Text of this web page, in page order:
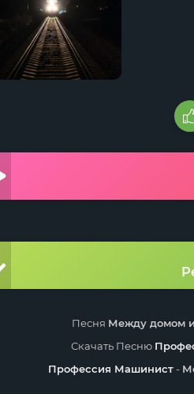
Песня Между домом
Скачать Песню
Профессия Машинист-